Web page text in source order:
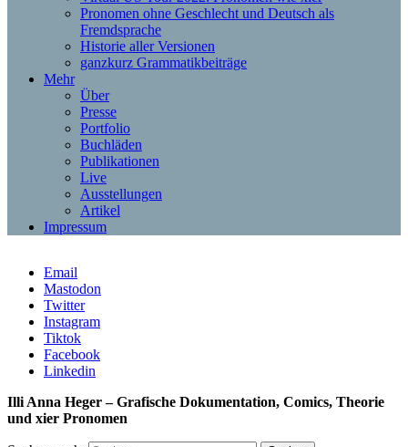
Pronomen ohne Geschlecht und Deutsch als
Fremdsprache
Historie aller Versionen
ganzkurz Grammatikbeiträge
Mehr
Über
Presse
Portfolio
Buchläden
Publikationen
Live
Ausstellungen
Artikel
Impressum
Email
Mastodon
Twitter
Instagram
Tiktok
Facebook
Linkedin
Illi Anna Heger – Grafische Dokumentation, Comics, Theorie
und xier Pronomen